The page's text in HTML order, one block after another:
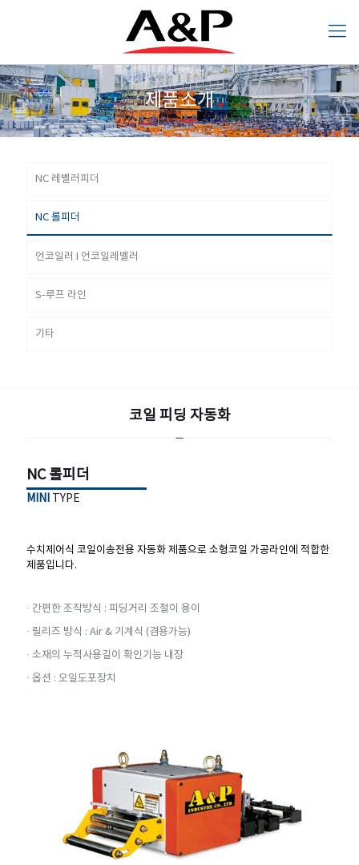
제품소개
피더
NC 레벨러피더
NC 롤피더
언코일러 I 언코일레벨러
S-루프 라인
기타
MINI TYPE
제품입니다.
· 간편한 조작방식 : 피딩거리 조절이 용이
· 릴리즈 방식 : Air & 기계식 (겸용가능)
· 소재의 누적사용길이 확인기능 내장
· 옵션 : 오일도포장치
코일 피딩 자동화
NC 롤피더
MINI TYPE
수치제어식 코일이송전용 자동화 제품으로 소형코일 가공라인에 적합한
제품입니다.
· 간편한 조작방식 : 피딩거리 조절이 용이
· 릴리즈 방식 : Air & 기계식 (겸용가능)
· 소재의 누적사용길이 확인기능 내장
· 옵션 : 오일도포장치